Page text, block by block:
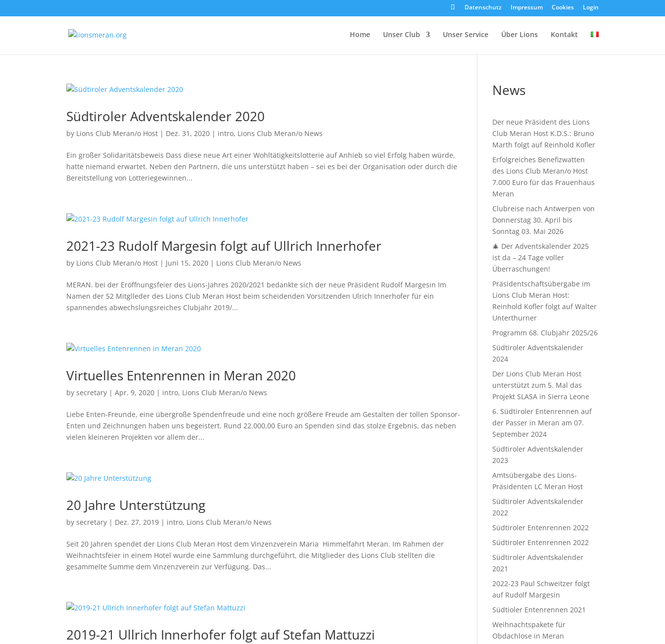
Datenschutz Impressum Cookies Login
Home Unser Club Unser Service Über Lions Kontakt
Südtiroler Adventskalender 2020
by Lions Club Meran/o Host | Dez. 31, 2020 | intro, Lions Club Meran/o News
Ein großer Solidaritätsbeweis Dass diese neue Art einer Wohltätigkeitslotterie auf Anhieb so viel Erfolg haben würde,
hatte niemand erwartet. Neben den Partnern, die uns unterstützt haben – sei es bei der Organisation oder durch die
Bereitstellung von Lotteriegewinnen...
2021-23 Rudolf Margesin folgt auf Ullrich Innerhofer
by Lions Club Meran/o Host | Juni 15, 2020 | Lions Club Meran/o News
MERAN. bei der Eröffnungsfeier des Lions-Jahres 2020/2021 bedankte sich der neue Präsident Rudolf Margesin Im
Namen der 52 Mitglleder des Lions Club Meran Host beim scheidenden Vorsitzenden Ulrich Innerhofer für ein
spannendes abwechslungsreiches Clubjahr 2019/...
Virtuelles Entenrennen in Meran 2020
bysecretary |Apr. 9, 2020 | intro, Lions Club Meran/o News
Liebe Enten-Freunde, eine übergroße Spendenfreude und eine noch größere Freude am Gestalten der tollen Sponsor-
Enten und Zeichnungen haben uns begeistert. Rund 22.000,00 Euro an Spenden sind das stolze Ergebnis, das neben
vielen kleineren Projekten vor allem der...
20 Jahre Unterstützung
bysecretary | Dez. 27, 2019 | intro, Lions Club Meran/o News
Seit 20 Jahren spendet der Lions Club Meran Host dem Vinzenzverein Maria Himmelfahrt Meran. Im Rahmen der
Weihnachtsfeier in einem Hotel wurde eine Sammlung durchgeführt, die Mitglieder des Lions Club stellten die
gesammelte Summe dem Vinzenzverein zur Verfügung. Das...
2019-21 Ullrich Innerhofer folgt auf Stefan Mattuzzi
News
Der neue Präsident des Lions
Club Meran Host K.D.S.: Bruno
Marth folgt auf Reinhold Kofler
Erfolgreiches Benefizwatten
des Lions Club Meran/o Host
7.000 Euro für das Frauenhaus
Meran
Clubreise nach Antwerpen von
Donnerstag 30. April bis
Sonntag 03. Mai 2026
🎄 Der Adventskalender 2025
ist da – 24 Tage voller
Überraschungen!
Präsidentschaftsübergabe im
Lions Club Meran Host:
Reinhold Kofler folgt auf Walter
Unterthurner
Programm 68. Clubjahr 2025/26
Südtiroler Adventskalender
2024
Der Lions Club Meran Host
unterstützt zum 5. Mal das
Projekt SLASA in Sierra Leone
6. Südtiroler Entenrennen auf
der Passer in Meran am 07.
September 2024
Südtiroler Adventskalender
2023
Amtsübergabe des Lions-
Präsidenten LC Meran Host
Südtiroler Adventskalender
2022
Südtiroler Entenrennen 2022
Südtiroler Entenrennen 2022
Südtiroler Adventskalender
2021
2022-23 Paul Schweitzer folgt
auf Rudolf Margesin
Südtioler Entenrennen 2021
Weihnachtspakete für
Obdachlose in Meran